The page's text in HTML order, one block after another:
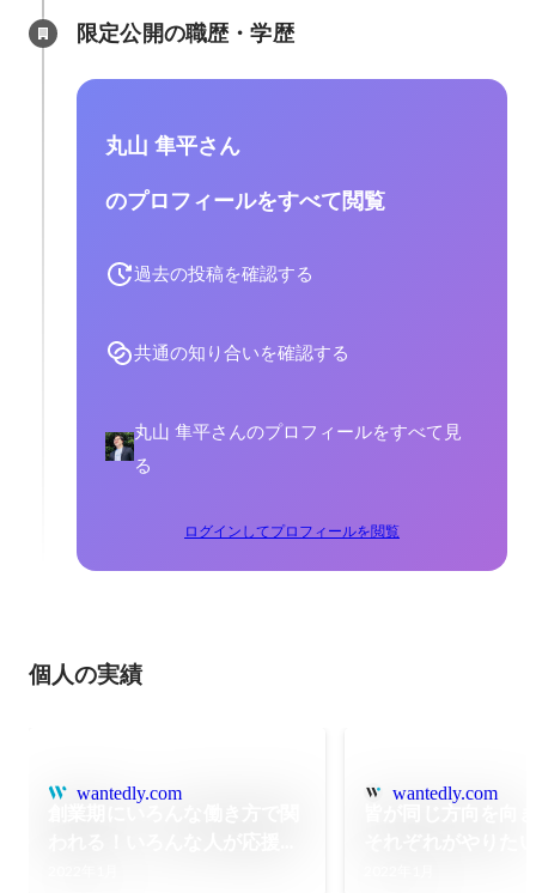
限定公開の職歴・学歴
丸山 隼平さん
のプロフィールをすべて閲覧
過去の投稿を確認する
共通の知り合いを確認する
丸山 隼平さんのプロフィールをすべて見
る
ログインしてプロフィールを閲覧
個人の実績
wantedly.com wantedly.com